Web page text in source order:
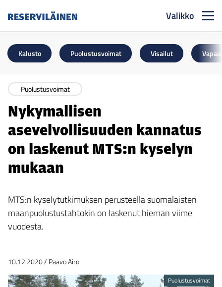
Valikko
Kalusto Puolustusvoimat Visailut
Puolustusvoimat
Nykymallisen
asevelvollisuuden kannatus
on laskenut MTS:n kyselyn
mukaan
MTS:n kyselytutkimuksen perusteella suomalaisten
maanpuolustustahtokin on laskenut hieman viime
vuodesta.
10.12.2020/ Paavo Airo
Puolustusvoimat